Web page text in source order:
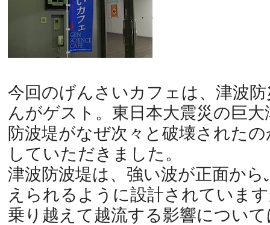
今回のげんさいカフェは、津波
んがゲスト。東日本大震災の巨
防波堤がなぜ次々と破壊された
していただきました。
津波防波堤は、強い波が正面か
えられるように設計されていま
乗り越えて越流する影響につい